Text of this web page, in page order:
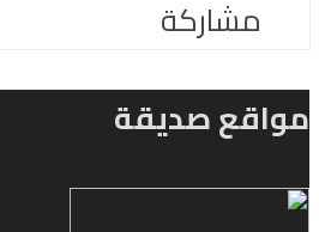
مشاركة
مواقع صديقة